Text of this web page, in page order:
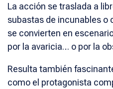
La acción se traslada a
subastas de incunables o
se convierten en
por la avaricia… o por la
Resulta también
como el protagonista